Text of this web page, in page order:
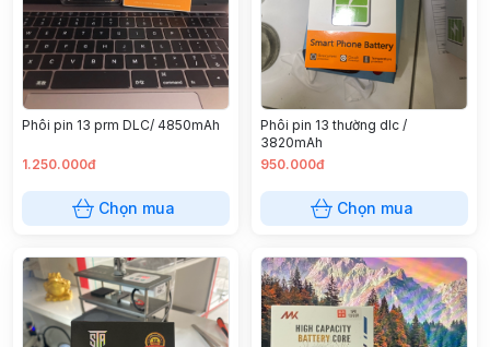
Phôi pin 13 prm DLC/ 4850mAh
1.250.000đ
Chọn mua
Phôi pin 13 thường dlc /
3820mAh
950.000đ
Chọn mua